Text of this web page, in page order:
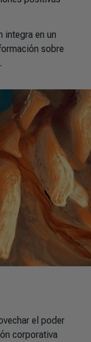
integra en un
sobre
el poder
corporativa